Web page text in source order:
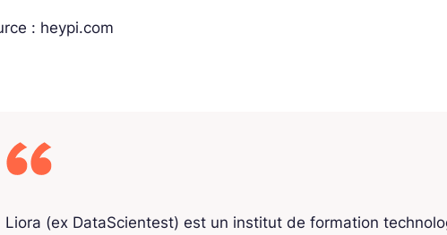
: heypi.com
Liora (ex DataScientest) est un institut de formation